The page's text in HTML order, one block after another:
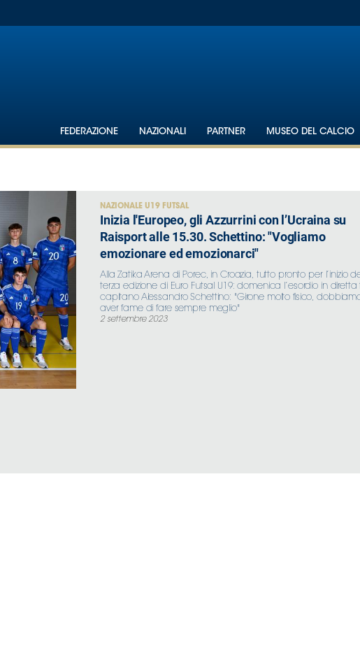
FEDERAZIONE NAZIONALI PARTNER MUSEO DEL CALCIO
NAZIONALE U19 FUTSAL
Inizia l'Europeo, gli Azzurrini con l’Ucraina su
Raisport alle 15.30. Schettino: "Vogliamo
emozionare ed emozionarci"
Alla Zatika Arena di Porec, in Croazia, tutto pronto per l’inizio
terza edizione di Euro Futsal U19: domenica l’esordio in diretta
capitano Alessandro Schettino: "Girone molto fisico,
aver fame di fare sempre meglio"
2 settembre 2023